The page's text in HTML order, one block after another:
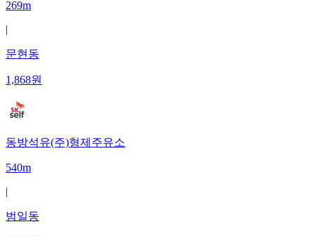
269m
|
문현동
1,868원
동방석유(주)형제주유소
540m
|
범일동